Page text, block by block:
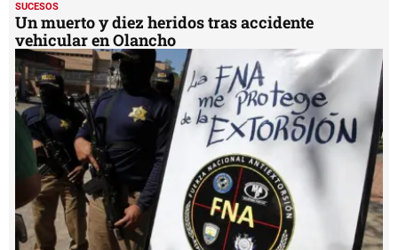
SUCESOS
Un muerto y diez heridos tras accidente
vehicular en Olancho